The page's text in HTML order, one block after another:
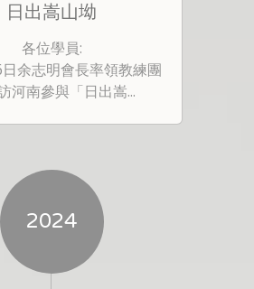
日出嵩山坳
各位學員:
余志明會長率領教練團
河南參與「日出嵩...
2024